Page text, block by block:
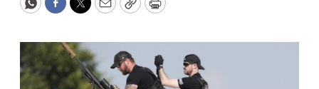
WhatsApp
Facebook
Twitter
EmailCopyPrint